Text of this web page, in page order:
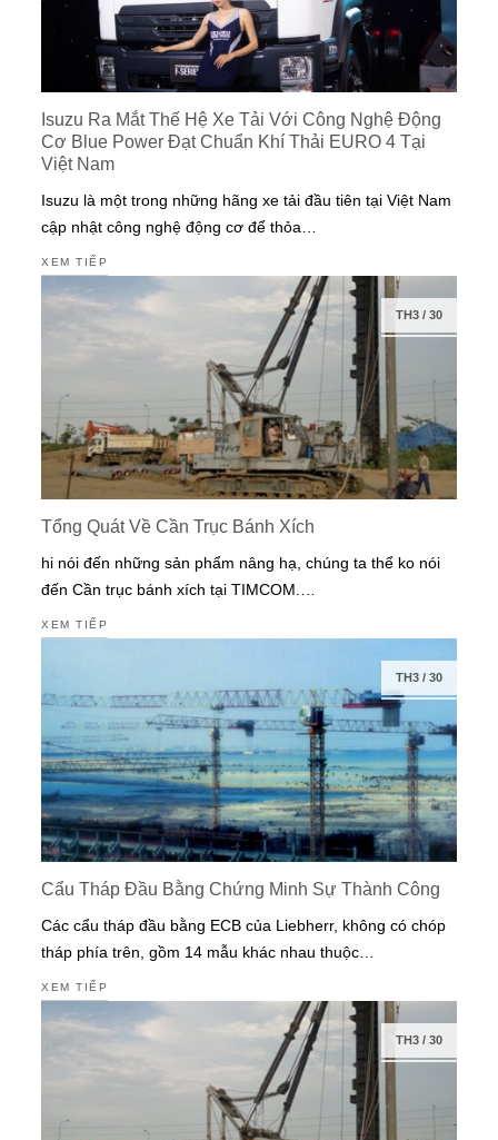
Isuzu Ra Mắt Thế Hệ Xe Tải Với Công Nghệ Động
Cơ Blue Power Đạt Chuẩn Khí Thải EURO 4 Tại
Việt Nam
Isuzu là một trong những hãng xe tải đầu tiên tại Việt Nam
cập nhật công nghệ động cơ để thỏa…
XEM TIẾP
TH3/ 30
Tổng Quát Về Cần Trục Bánh Xích
hi nói đến những sản phẩm nâng hạ, chúng ta thể ko nói
đến Cần trục bánh xích tại TIMCOM.…
XEM TIẾP
TH3/ 30
Cẩu Tháp Đầu Bằng Chứng Minh Sự Thành Công
Các cẩu tháp đầu bằng ECB của Liebherr, không có chóp
tháp phía trên, gồm 14 mẫu khác nhau thuộc…
XEM TIẾP
TH3/ 30